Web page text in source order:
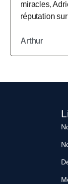
miracles,
réputation
Arthur